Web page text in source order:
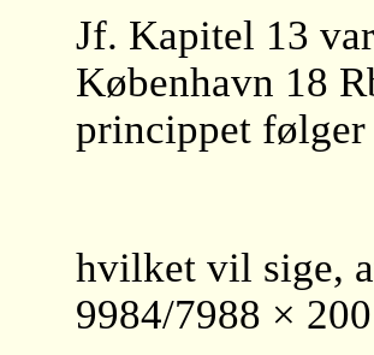
Jf. Kapitel 13
København 18
princippet følger
hvilket vil sige,
9984/7988 ×